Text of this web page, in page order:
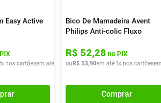
Easy Active
x nos cartõesem até x deR$ 34,95
Bico De Mamadeira Avent
Philips Anti-colic Fluxo
R$ 52,28 no PIX
ou R$ 53,90em até 1x nos cartões
Comprar